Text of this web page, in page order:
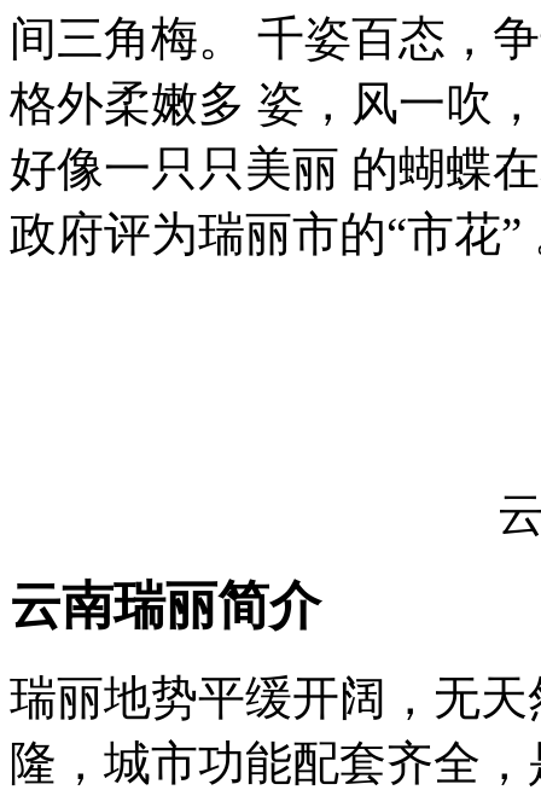
间三角梅。 千姿百态，
格外柔嫩多 姿，风一吹
好像一只只美丽 的蝴蝶
政府评为瑞丽市的“市花”
云南瑞丽简介
瑞丽地势平缓开阔，无
隆，城市功能配套齐全